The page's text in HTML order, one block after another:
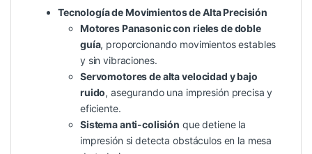
Tecnología de Movimientos de Alta Precisión
Motores Panasonic con rieles de doble
guía, proporcionando movimientos estables
y sin vibraciones.
Servomotores de alta velocidad y bajo
ruido, asegurando una impresión precisa y
eficiente.
Sistema anti-colisión que detiene la
impresión si detecta obstáculos en la mesa